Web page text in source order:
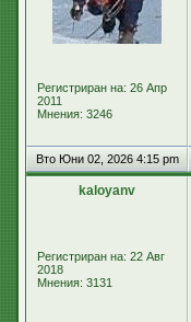
Регистриран на: 26 Апр
2011
Мнения: 3246
Вто Юни 02, 2026 4:15 pm
kaloyanv
Регистриран на: 22 Авг
2018
Мнения: 3131